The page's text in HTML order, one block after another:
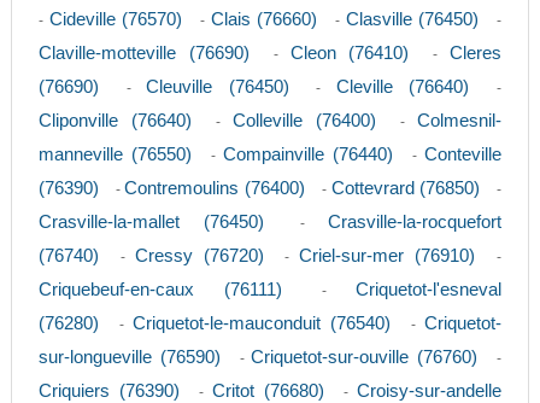
- Cideville (76570) - Clais (76660) - Clasville (76450) -
Claville-motteville (76690) - Cleon (76410) -Cleres
(76690)
-Cleuville (76450) - Cleville (76640) -
Cliponville (76640) - Colleville (76400) -Colmesnil-
manneville (76550)
- Compainville (76440) -Conteville
(76390)
-Contremoulins (76400) - Cottevrard (76850) -
Crasville-la-mallet (76450) -Crasville-la-rocquefort
(76740)
- Cressy (76720) -Criel-sur-mer (76910) -
Criquebeuf-en-caux (76111) -Criquetot-l'esneval
(76280)
- Criquetot-le-mauconduit (76540) -Criquetot-
sur-longueville (76590)
-Criquetot-sur-ouville (76760) -
Criquiers (76390) - Critot (76680) -Croisy-sur-andelle